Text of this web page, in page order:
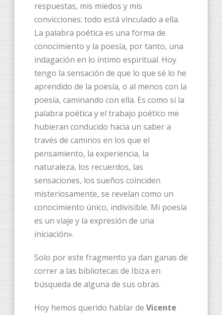
respuestas, mis miedos y mis
convicciones: todo está vinculado a ella.
La palabra poética es una forma de
conocimiento y la poesía, por tanto, una
indagación en lo íntimo espiritual. Hoy
tengo la sensación de que lo que sé lo he
aprendido de la poesía, o al menos con la
poesía, caminando con ella. Es como si la
palabra poética y el trabajo poético me
hubieran conducido hacia un saber a
través de caminos en los que el
pensamiento, la experiencia, la
naturaleza, los recuerdos, las
sensaciones, los sueños coinciden
misteriosamente, se revelan como un
conocimiento único, indivisible. Mi poesía
es un viaje y la expresión de una
iniciación».
Solo por este fragmento ya dan ganas de
correr a las bibliotecas de Ibiza en
búsqueda de alguna de sus obras.
Hoy hemos querido hablar de Vicente